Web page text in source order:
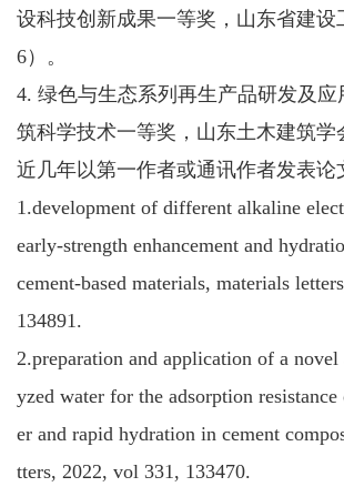
设科技创新成果一等奖，山东省建设
6）。
4. 绿色与生态系列再生产品研发及应
筑科学技术一等奖，山东土木建筑学
近几年以第一作者或通讯作者发表论
1.development of different alkaline
early-strength enhancement and
cement-based materials, materials
134891.
2.preparation and application of a
yzed water for the adsorption
er and rapid hydration in cement
tters, 2022, vol 331, 133470.